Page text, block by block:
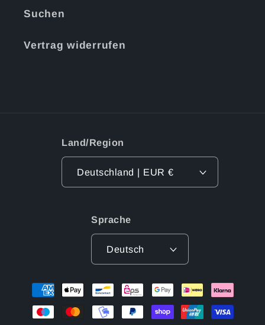
Suchen
Vertrag widerrufen
Land/Region
Deutschland | EUR €
Sprache
Deutsch
Zahlungsmethoden